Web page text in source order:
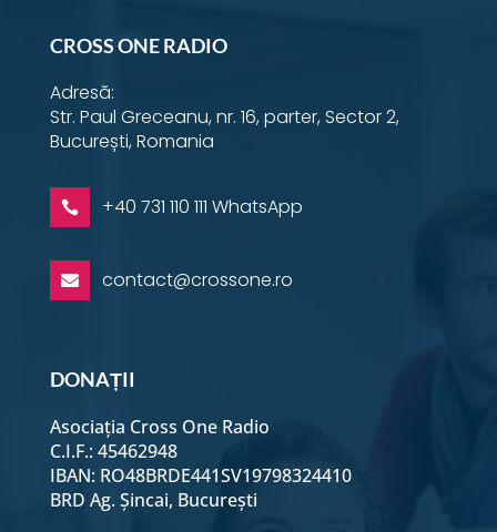
CROSS ONE RADIO
Adresă:
Str. Paul Greceanu, nr. 16, parter, Sector 2,
București, Romania
 +40 731 110 111 WhatsApp
 contact@crossone.ro
DONAȚII
Asociația Cross One Radio
C.I.F.: 45462948
IBAN: RO48BRDE441SV19798324410
BRD Ag. Șincai, București